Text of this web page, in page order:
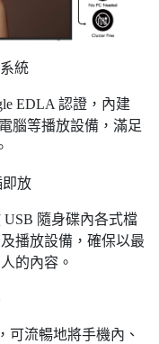
統
EDLA 認證，內建
腦等播放設備，滿足
即放
隨身碟內各式檔
播放設備，確保以最
的內容。
可流暢地將手機內、